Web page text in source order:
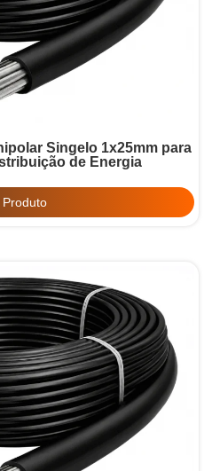
Singelo 1x25mm para
de Energia
Produto